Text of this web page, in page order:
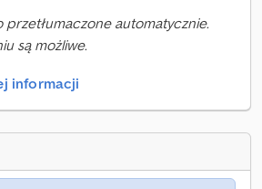
przetłumaczone automatycznie.
są możliwe.
informacji